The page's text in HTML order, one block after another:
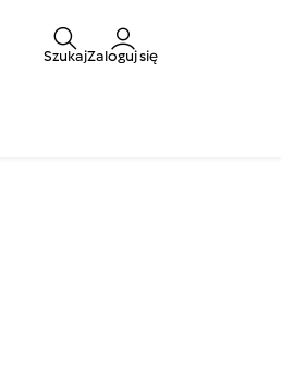
SzukajZaloguj się